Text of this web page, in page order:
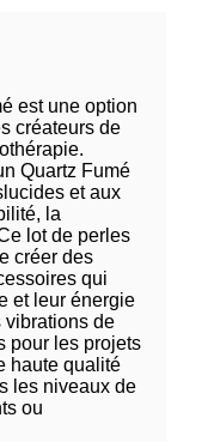
est une option
créateurs de
Quartz Fumé
et aux
la
lot de perles
créer des
qui
et leur énergie
vibrations de
pour les projets
haute qualité
les niveaux de
ou